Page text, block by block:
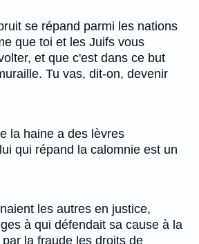
se répand parmi les nations
que toi et les Juifs vous
et que c'est dans ce but
Tu vas, dit-on, devenir
la haine a des lèvres
qui répand la calomnie est un
les autres en justice,
à qui défendait sa cause à la
la fraude les droits de